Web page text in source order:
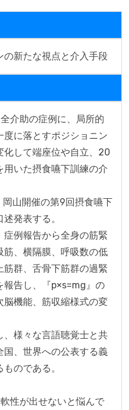
新たな視点と介入手段
介助の症例に、局所的
に落とすポジショニン
化して端座位や自立、20
用いた摂食嚥下訓練の介
岡山開催の第9回摂食嚥下
発表する。
例報告から全身の筋緊
、横隔膜、呼吸数の低
群、舌骨下筋群の過緊
報告し、『p×s=mg』の
機能、筋収縮様式の変
様々な言語聴覚士と共
、世界への公表する義
のである。
性が出せないと悩んで